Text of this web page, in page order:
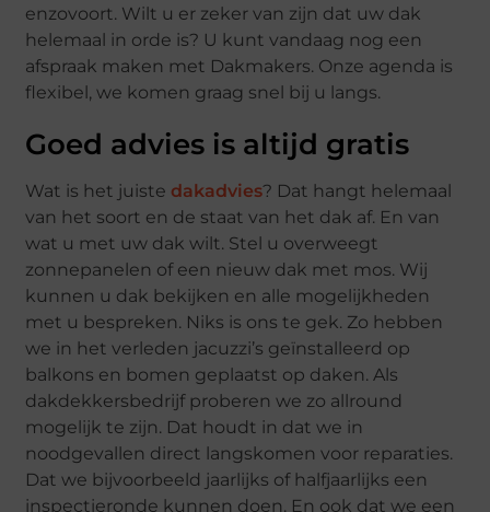
enzovoort. Wilt u er zeker van zijn dat uw dak
helemaal in orde is? U kunt vandaag nog een
afspraak maken met Dakmakers. Onze agenda is
flexibel, we komen graag snel bij u langs.
Goed advies is altijd gratis
Wat is het juiste dakadvies? Dat hangt helemaal
van het soort en de staat van het dak af. En van
wat u met uw dak wilt. Stel u overweegt
zonnepanelen of een nieuw dak met mos. Wij
kunnen u dak bekijken en alle mogelijkheden
met u bespreken. Niks is ons te gek. Zo hebben
we in het verleden jacuzzi’s geïnstalleerd op
balkons en bomen geplaatst op daken. Als
dakdekkersbedrijf proberen we zo allround
mogelijk te zijn. Dat houdt in dat we in
noodgevallen direct langskomen voor reparaties.
Dat we bijvoorbeeld jaarlijks of halfjaarlijks een
inspectieronde kunnen doen. En ook dat we een